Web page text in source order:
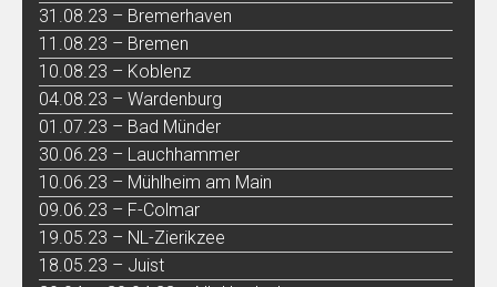
31.08.23 – Bremerhaven
11.08.23 – Bremen
10.08.23 – Koblenz
04.08.23 – Wardenburg
01.07.23 – Bad Münder
30.06.23 – Lauchhammer
10.06.23 – Mühlheim am Main
09.06.23 – F-Colmar
19.05.23 – NL-Zierikzee
18.05.23 – Juist